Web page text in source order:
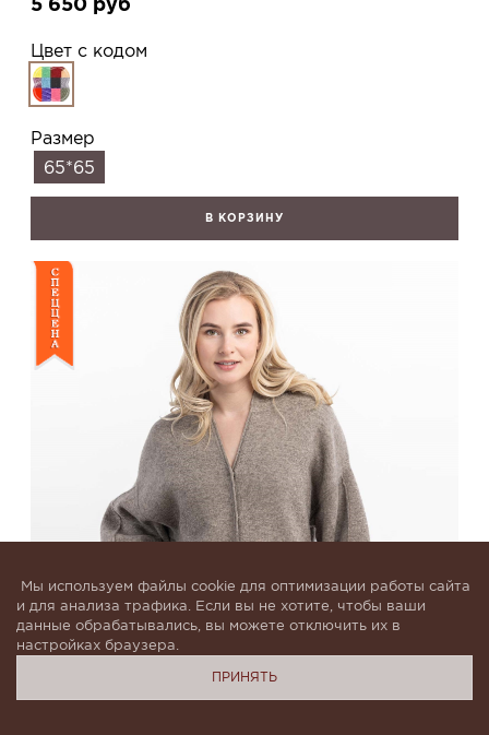
Цвет с кодом
Размер
65*65
В КОРЗИНУ
Мы используем файлы cookie для оптимизации работы сайта
и для анализа трафика. Если вы не хотите, чтобы ваши
данные обрабатывались, вы можете отключить их в
настройках браузера.
ПРИНЯТЬ